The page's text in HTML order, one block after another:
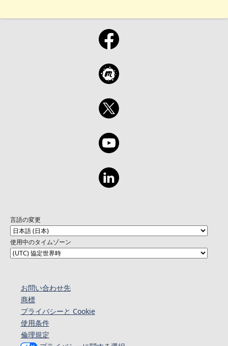
言語の変更
使用中のタイムゾーン
お問い合わせ先
商標
プライバシーと Cookie
使用条件
倫理規定